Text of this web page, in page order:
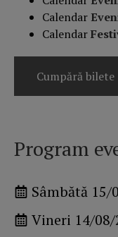
Calendar
Calendar
Cumpără bilete
Program
Sâmbătă 15/
Vineri 14/08/